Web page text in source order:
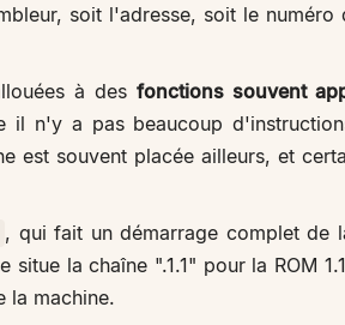
soit l'adresse, soit le numéro
à des fonctions souvent
il n'y a pas beaucoup
est souvent placée ailleurs, et
, qui fait un démarrage complet de
situe la chaîne ".1.1" pour la ROM
la machine.